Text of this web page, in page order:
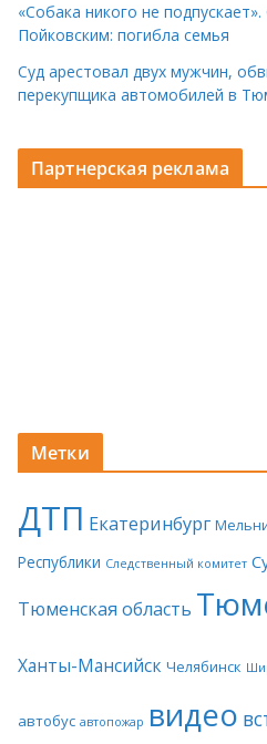
«Собака никого не
Пойковским: погибла семья
Суд арестовал двух мужчин,
перекупщика автомобилей в
Партнерская реклама
Метки
ДТП Екатеринбург
Республики Следственный комитет
Тюменская область
Ханты-Мансийск Челябинск
автобус автопожар видео